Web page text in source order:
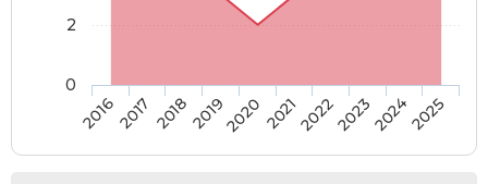
20162017 20182019202020212022202320242025
0
2